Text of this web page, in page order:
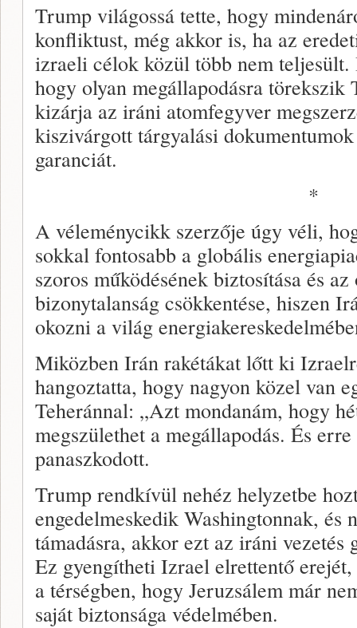
Trump világossá tette, hogy
konfliktust, még akkor is, ha az
izraeli célok közül több nem
hogy olyan megállapodásra törekszik
kizárja az iráni atomfegyver
kiszivárgott tárgyalási
garanciát.
*
A véleménycikk szerzője úgy véli,
sokkal fontosabb a globális
szoros működésének biztosítása és
bizonytalanság csökkentése, hiszen
okozni a világ
Miközben Irán rakétákat lőtt ki
hangoztatta, hogy nagyon közel van
Teheránnal: „Azt mondanám, hogy
megszülethet a megállapodás. És
panaszkodott.
Trump rendkívül nehéz helyzetbe
engedelmeskedik Washingtonnak, és
támadásra, akkor ezt az iráni
Ez gyengítheti Izrael elrettentő
a térségben, hogy Jeruzsálem már
saját biztonsága védelmében.